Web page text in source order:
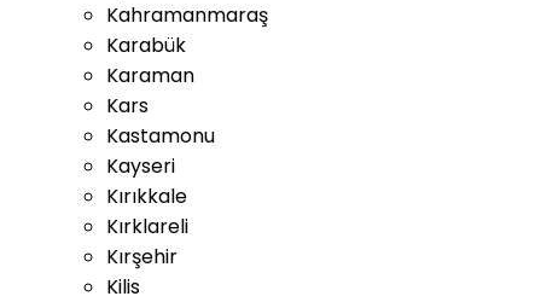
Kahramanmaraş
Karabük
Karaman
Kars
Kastamonu
Kayseri
Kırıkkale
Kırklareli
Kırşehir
Kilis